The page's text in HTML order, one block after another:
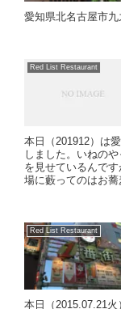
愛知県北名古屋市
Red List Restaurant
本日（201912）は
しました。いねの
を見せているんで
場に藪ってのはお蕎
Red List Restaurant
本日（2015.07.21